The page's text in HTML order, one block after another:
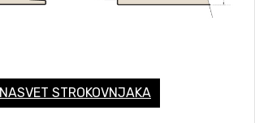
NASVET STROKOVNJAKA